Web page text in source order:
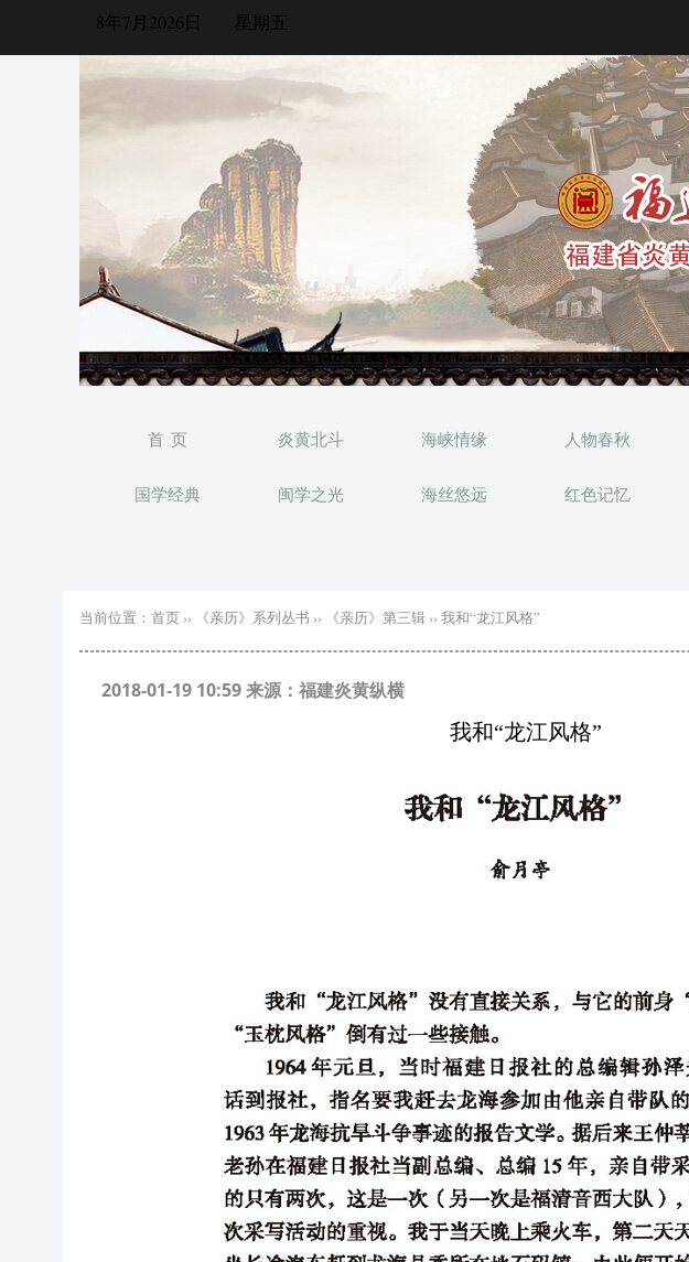
8年7月2026日 星期五
首 页 炎黄北斗 海峡情缘 人物春秋
国学经典 闽学之光 海丝悠远 红色记忆
当前位置： 首页 ›› 《亲历》系列丛书 ›› 《亲历》第三辑 ›› 我和“龙江风格”
2018-01-19 10:59 来源：福建炎黄纵横
我和“龙江风格”